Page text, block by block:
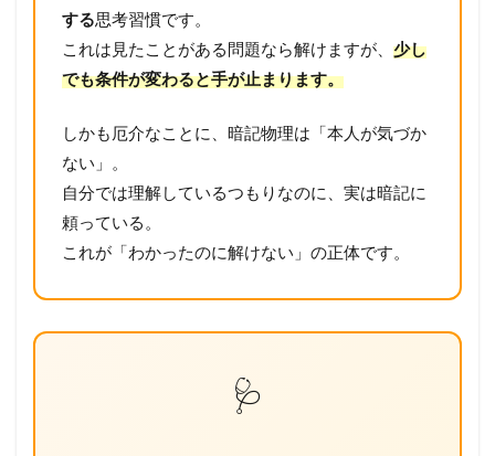
する思考習慣です。
これは見たことがある問題なら解けますが、 少し
でも条件が変わると手が止まります。
しかも厄介なことに、暗記物理は「本人が気づか
ない」。
自分では理解しているつもりなのに、実は暗記に
頼っている。
これが「わかったのに解けない」の正体です。
🩺